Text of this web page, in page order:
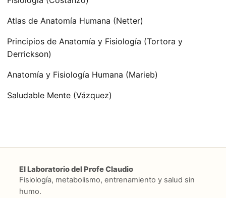
Atlas de Anatomía Humana (Netter)
Principios de Anatomía y Fisiología (Tortora y
Derrickson)
Anatomía y Fisiología Humana (Marieb)
Saludable Mente (Vázquez)
El Laboratorio del Profe Claudio
Fisiología, metabolismo, entrenamiento y salud sin
humo.